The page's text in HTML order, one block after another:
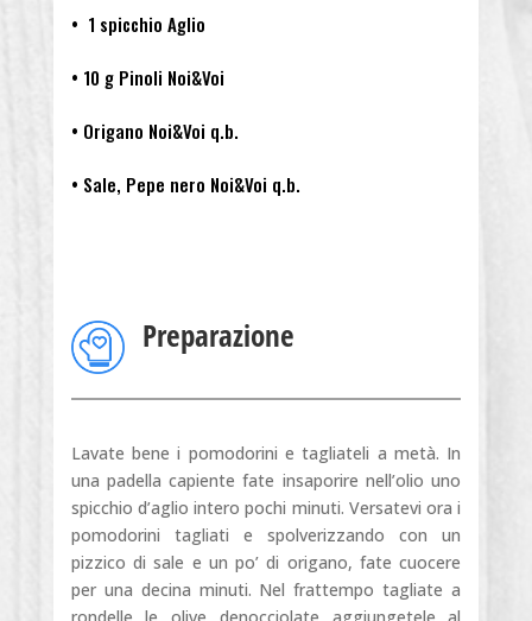
• 1 spicchio Aglio
• 10 g Pinoli Noi&Voi
• Origano Noi&Voi q.b.
• Sale, Pepe nero Noi&Voi q.b.
Preparazione
Lavate bene i pomodorini e tagliateli a metà. In
una padella capiente fate insaporire nell’olio uno
spicchio d’aglio intero pochi minuti. Versatevi ora i
pomodorini tagliati e spolverizzando con un
pizzico di sale e un po’ di origano, fate cuocere
per una decina minuti. Nel frattempo tagliate a